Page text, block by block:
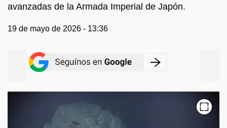
avanzadas de la Armada Imperial de Japón.
19 de mayo de 2026 - 13:36